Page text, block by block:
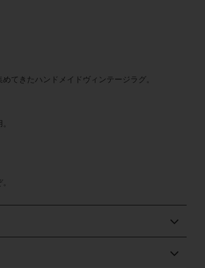
てきたハンドメイドヴィンテージラグ